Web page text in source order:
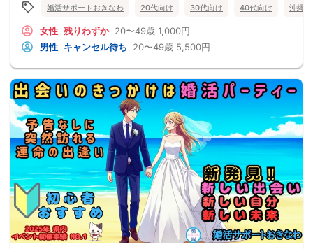
婚活サポートおきなわ 20代向け 30代向け 40代向け 沖縄県
女性 残りわずか 20〜49歳 1,000円
男性 キャンセル待ち 20〜49歳 5,500円